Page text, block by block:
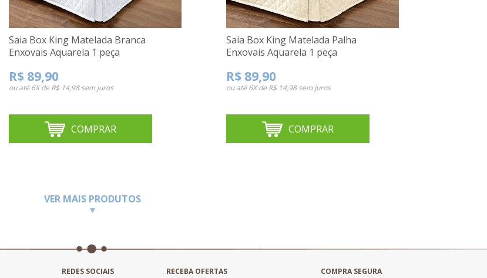
Saia Box King Matelada Branca
Enxovais Aquarela 1 peça
R$ 89,90
ou até 6X de R$ 14,98sem juros
COMPRAR
Saia Box King Matelada Palha
Enxovais Aquarela 1 peça
R$ 89,90
ou até 6X de R$ 14,98sem juros
COMPRAR
VER MAIS PRODUTOS
REDES SOCIAIS RECEBA OFERTAS COMPRA SEGURA